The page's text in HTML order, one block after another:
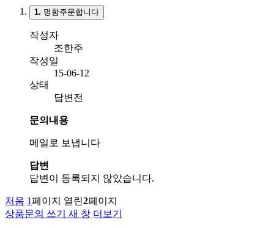
1. 명함주문합니다
작성자
조한주
작성일
15-06-12
상태
답변전
문의내용
메일로 보냅니다
답변
답변이 등록되지 않았습니다.
처음 1페이지 열린2페이지
상품문의 쓰기
새 창 더보기